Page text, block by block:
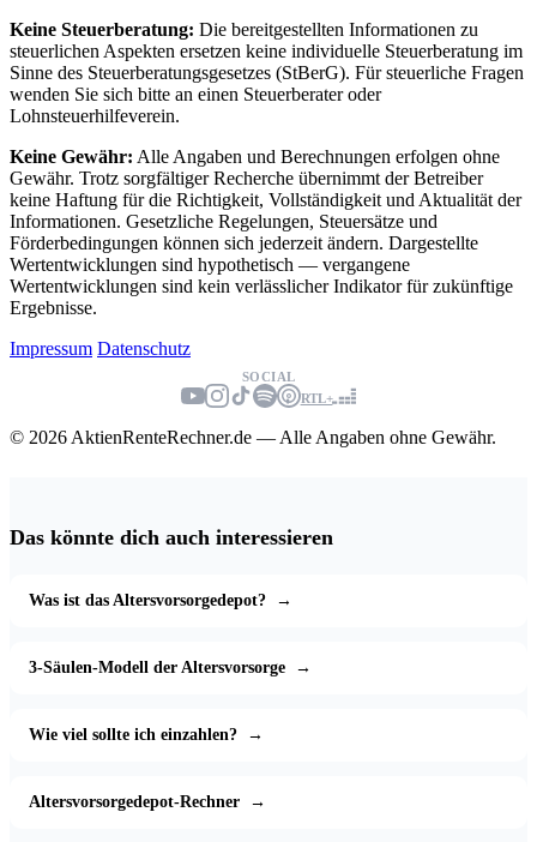
Keine Steuerberatung: Die bereitgestellten Informationen zu
steuerlichen Aspekten ersetzen keine individuelle Steuerberatung im
Sinne des Steuerberatungsgesetzes (StBerG). Für steuerliche Fragen
wenden Sie sich bitte an einen Steuerberater oder
Lohnsteuerhilfeverein.
Keine Gewähr: Alle Angaben und Berechnungen erfolgen ohne
Gewähr. Trotz sorgfältiger Recherche übernimmt der Betreiber
keine Haftung für die Richtigkeit, Vollständigkeit und Aktualität der
Informationen. Gesetzliche Regelungen, Steuersätze und
Förderbedingungen können sich jederzeit ändern. Dargestellte
Wertentwicklungen sind hypothetisch — vergangene
Wertentwicklungen sind kein verlässlicher Indikator für zukünftige
Ergebnisse.
Impressum Datenschutz
SOCIAL
RTL+
© 2026 AktienRenteRechner.de — Alle Angaben ohne Gewähr.
Das könnte dich auch interessieren
Was ist das Altersvorsorgedepot? →
3-Säulen-Modell der Altersvorsorge →
Wie viel sollte ich einzahlen? →
Altersvorsorgedepot-Rechner →